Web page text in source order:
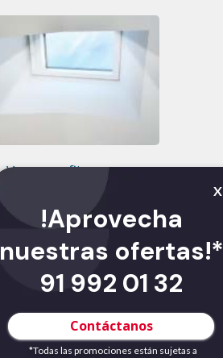
Ventanas fijas
!Aprovecha
nuestras ofertas!*
91 992 01 32
X
Contáctanos
*Todas las promociones están sujetas a